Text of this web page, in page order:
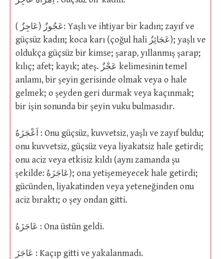
عَجُوزٌ (عَاجِزٌ ): Yaşlı ve ihtiyar bir kadın; zayıf ve
güçsüz kadın; koca karı (çoğul hali عَجَائِزُ); yaşlı ve
oldukça güçsüz bir kimse; şarap, yıllanmış şarap;
kılıç; afet; kayık; ateş. عَجْزٌ kelimesinin temel
anlamı, bir şeyin gerisinde olmak veya o hale
gelmek; o şeyden geri durmak veya kaçınmak;
bir işin sonunda bir şeyin vuku bulmasıdır.
اَعْجَزَهُ : Onu güçsüz, kuvvetsiz, yaşlı ve zayıf buldu;
onu kuvvetsiz, güçsüz veya liyakatsiz hale getirdi;
onu aciz veya etkisiz kıldı (aynı zamanda şu
şekilde: عَاجَزَهُ); ona yetişemeyecek hale getirdi;
gücünden, liyakatinden veya yeteneğinden onu
aciz bıraktı; o şey ondan gitti.
عَاجَزَهُ : Ona üstün geldi.
عَاجَزَ : Kaçıp gitti ve yakalanmadı.